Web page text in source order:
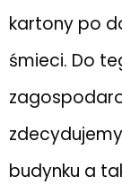
kartony po
śmieci. Do
budynku a